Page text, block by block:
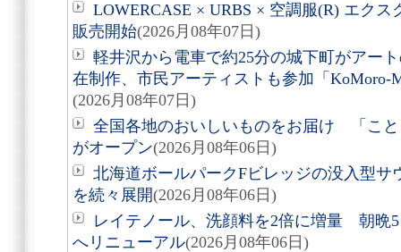
LOWERCASE × URBS × 空調服(R) エク
販売開始(2026月08年07日)
軽井沢から電車で約25分の城下町がアー
在制作、市民アーティストも参加「KoMoro-
(2026月08年07日)
全国各地のおいしいものをお届け 「こ
がオープン(2026月08年06日)
北海道ボールパークFビレッジの没入型サ
を続々展開(2026月08年06日)
レイテノール、洗顔料を2倍に増量 朝晩
へリニューアル(2026月08年06日)